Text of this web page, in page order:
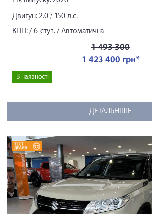
Двигун: 2.0 / 150 л.с.
КПП: / 6-ступ. / Автоматична
1 493 300
1 423 400 грн*
В наявності
ДЕТАЛЬНІШЕ